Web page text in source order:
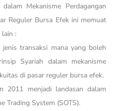
Mekanisme Perdagangan
Reguler Bursa Efek ini memuat
lain :
transaksi mana yang boleh
Syariah dalam mekanisme
di pasar reguler bursa efek.
2011 menjadi landasan dalam
Trading System (SOTS).